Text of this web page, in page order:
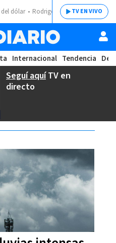
dólar Rodrigo ChavesTV EN VIVO
Internacional Tendencia
Seguí aquíTV en
directo